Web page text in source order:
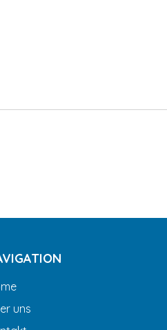
uns